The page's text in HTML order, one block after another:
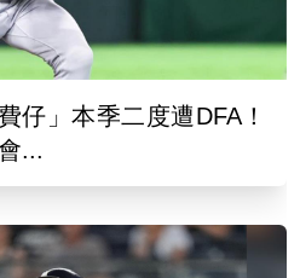
仔」本季二度遭DFA！
...